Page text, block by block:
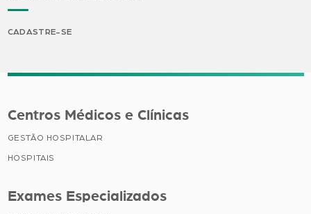
CADASTRE-SE
Centros Médicos e Clínicas
GESTÃO HOSPITALAR
HOSPITAIS
Exames Especializados